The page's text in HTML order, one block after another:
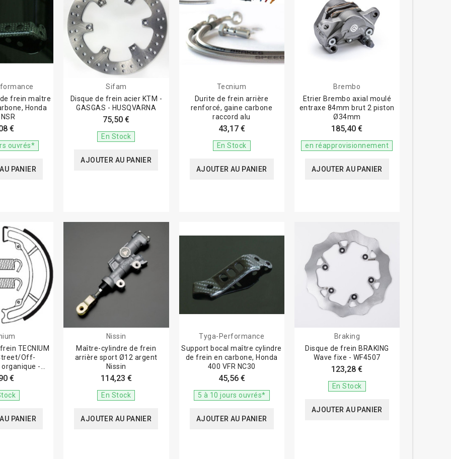
frein maître
Honda
€
ouvrés*
PANIER
Sifam
Disque de frein acier KTM -
GASGAS - HUSQVARNA
75,50 €
En Stock
AJOUTER AU PANIER
Tecnium
Durite de frein arrière
renforcé, gaine carbone
raccord alu
43,17 €
En Stock
AJOUTER AU PANIER
Brembo
Etrier Brembo axial moulé
entraxe 84mm brut 2 piston
Ø34mm
185,40 €
en réapprovisionnement
AJOUTER AU PANIER
TECNIUM
Off-
-
€
PANIER
Nissin
Maître-cylindre de frein
arrière sport Ø12 argent
Nissin
114,23 €
En Stock
AJOUTER AU PANIER
Tyga-Performance
Support bocal maître cylindre
de frein en carbone, Honda
400 VFR NC30
45,56 €
5 à 10 jours ouvrés*
AJOUTER AU PANIER
Braking
Disque de frein BRAKING
Wave fixe - WF4507
123,28 €
En Stock
AJOUTER AU PANIER